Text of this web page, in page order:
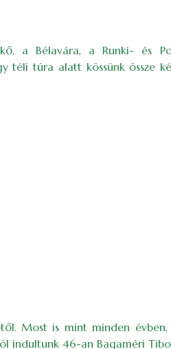
a Bélavára, a Runki- és
túra alatt kössünk össze
Most is mint minden évben,
indultunk 46-an Bagaméri